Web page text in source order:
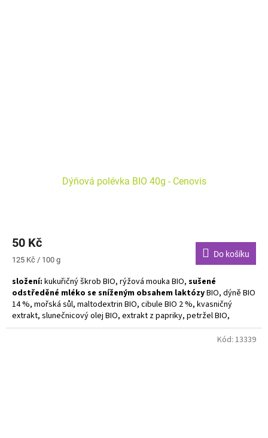
Dýňová polévka BIO 40g - Cenovis
50 Kč
Měrná
125 Kč / 100 g
Do košíku
složení: kukuřičný škrob BIO, rýžová mouka BIO, sušené
odstředěné mléko se sníženým obsahem laktózyBIO, dýně BIO
14 %, mořská sůl, maltodextrin BIO, cibule BIO 2 %, kvasničný
extrakt, slunečnicový olej BIO, extrakt z papriky, petržel BIO,
česnek BIO
Kód: 13339